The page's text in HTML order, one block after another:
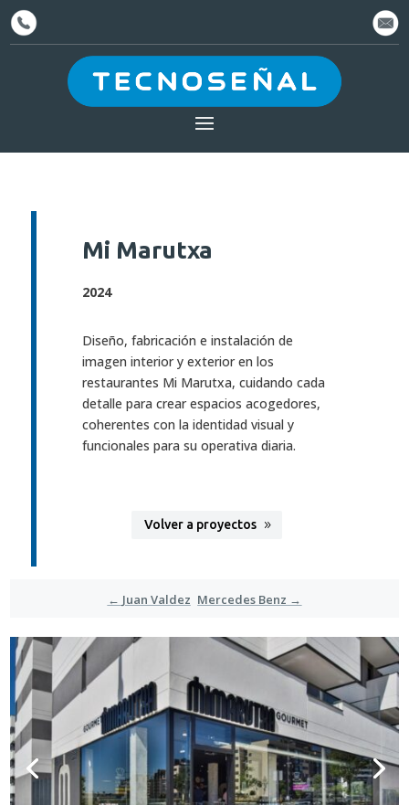
Mi Marutxa
2024
Diseño, fabricación e instalación de
imagen interior y exterior en los
restaurantes Mi Marutxa, cuidando cada
detalle para crear espacios acogedores,
coherentes con la identidad visual y
funcionales para su operativa diaria.
Volver a proyectos
← Juan Valdez Mercedes Benz →